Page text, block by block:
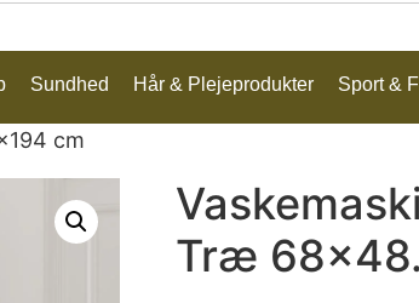
Sundhed Hår & Plejeprodukter Sport &
cm
Træ